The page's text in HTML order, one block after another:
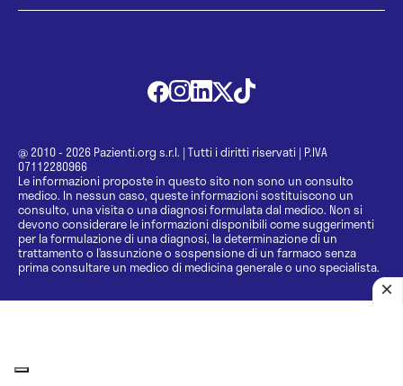
@ 2010 - 2026 Pazienti.org s.r.l. | Tutti i diritti riservati | P.IVA
07112280966
Le informazioni proposte in questo sito non sono un consulto
medico. In nessun caso, queste informazioni sostituiscono un
consulto, una visita o una diagnosi formulata dal medico. Non si
devono considerare le informazioni disponibili come suggerimenti
per la formulazione di una diagnosi, la determinazione di un
trattamento o l’assunzione o sospensione di un farmaco senza
prima consultare un medico di medicina generale o uno specialista.